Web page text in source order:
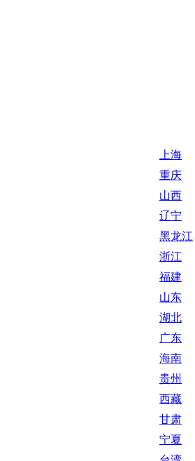
上海
重庆
山西
辽宁
黑龙江
浙江
福建
山东
湖北
广东
海南
贵州
西藏
甘肃
宁夏